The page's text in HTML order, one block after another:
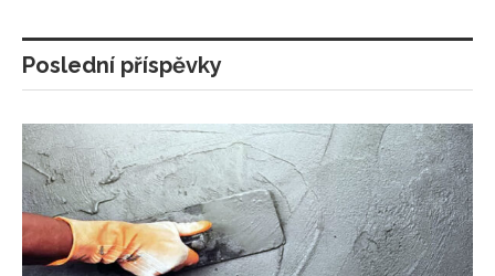
Poslední příspěvky